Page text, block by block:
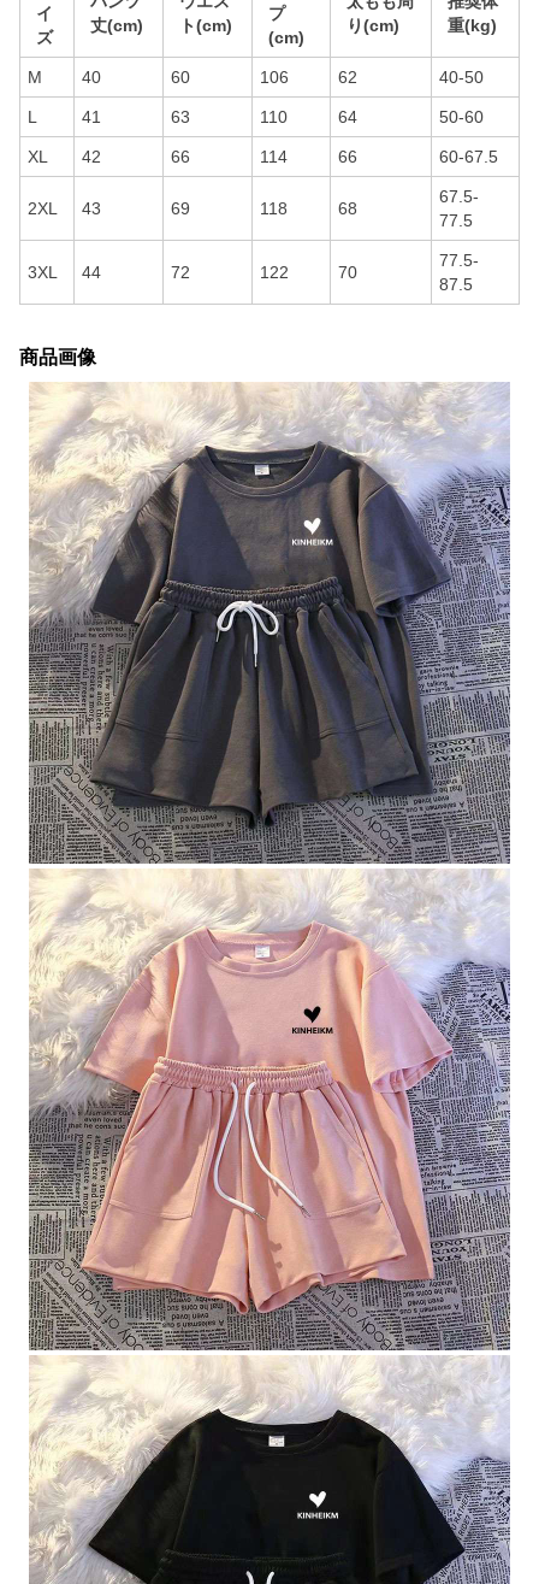
イ
ズ
丈(cm)
ト(cm)
プ
(cm)
り(cm)
重(kg)
M 40 60 106 62 40-50
L 41 63 110 64 50-60
XL 42 66 114 66 60-67.5
2XL 43 69 118 68
67.5-
77.5
3XL 44 72 122 70
77.5-
87.5
商品画像